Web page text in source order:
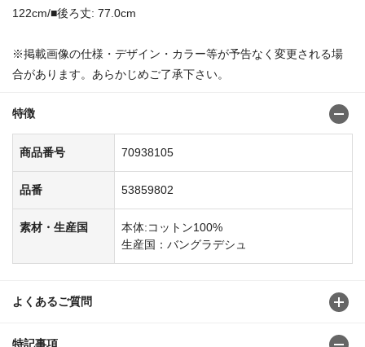
122cm/■後ろ丈: 77.0cm
※掲載画像の仕様・デザイン・カラー等が予告なく変更される場
合があります。あらかじめご了承下さい。
特徴
商品番号 70938105
品番 53859802
素材・生産国
本体:コットン100%
生産国：バングラデシュ
よくあるご質問
特記事項